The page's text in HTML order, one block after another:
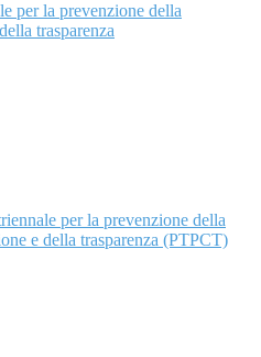
per la prevenzione della
trasparenza
per la prevenzione della
e della trasparenza (PTPCT)